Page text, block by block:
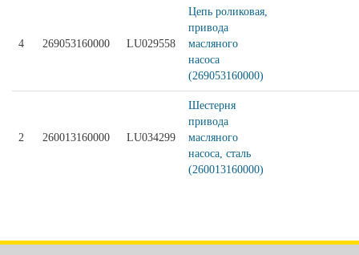
4 269053160000 LU029558
Цепь роликовая,
привода
масляного
насоса
(269053160000)
2 260013160000 LU034299
Шестерня
привода
масляного
насоса, сталь
(260013160000)